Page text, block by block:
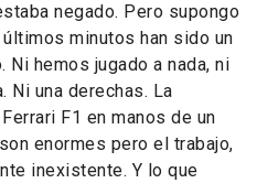
negado. Pero supongo
minutos han sido un
hemos jugado a nada, ni
Ni una derechas. La
F1 en manos de un
enormes pero el trabajo,
inexistente. Y lo que